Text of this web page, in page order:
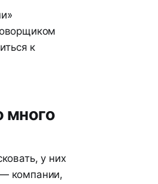
к
много
у них
компании,